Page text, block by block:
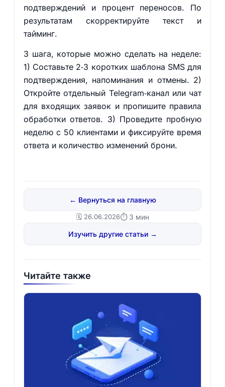
подтверждений и процент переносов. По
результатам скорректируйте текст и
тайминг.
3 шага, которые можно сделать на неделе:
1) Составьте 2‑3 коротких шаблона SMS для
подтверждения, напоминания и отмены. 2)
Откройте отдельный Telegram‑канал или чат
для входящих заявок и пропишите правила
обработки ответов. 3) Проведите пробную
неделю с 50 клиентами и фиксируйте время
ответа и количество изменений брони.
← Вернуться на главную
🗓️ 26.06.2026⏱ 3 мин
Изучить другие статьи →
Читайте также